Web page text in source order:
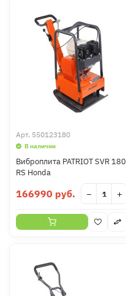
Арт. 550123180
В наличии
Виброплита PATRIOT SVR 180
RS Honda
166990 руб. − +